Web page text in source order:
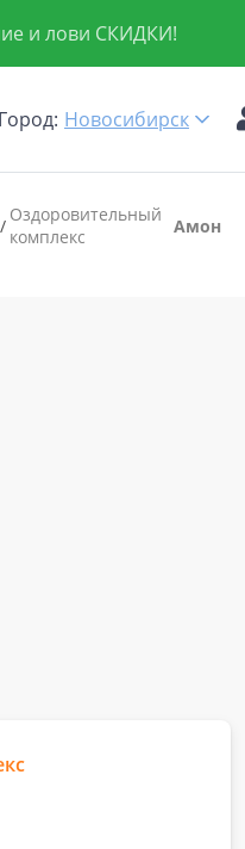
и лови СКИДКИ!
Город: Новосибирск
Оздоровительный
комплекс
Амон